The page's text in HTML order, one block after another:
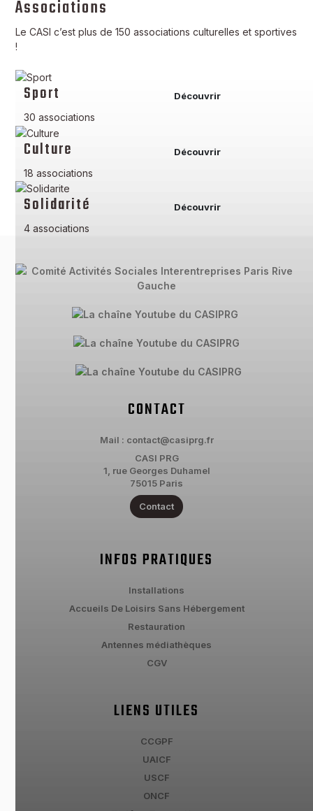
Associations
Le CASI c’est plus de 150 associations culturelles et sportives
!
Sport
30 associations
Découvrir
Culture
18 associations
Découvrir
Solidarité
4 associations
Découvrir
CONTACT
Mail : contact@casiprg.fr
CASI PRG
1, rue Georges Duhamel
75015 Paris
Contact
INFOS PRATIQUES
Installations
Accueils De Loisirs Sans Hébergement
Restauration
Antennes médiathèques
CGV
LIENS UTILES
CCGPF
UAICF
USCF
ONCF